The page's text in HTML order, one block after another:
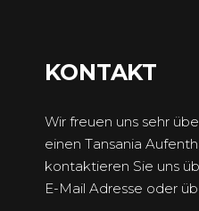
KONTAKT
Wir freuen uns sehr
einen Tansania
kontaktieren Sie uns
E-Mail Adresse oder